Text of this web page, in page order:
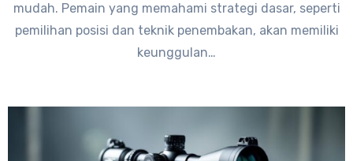
mudah. Pemain yang memahami strategi dasar, seperti
pemilihan posisi dan teknik penembakan, akan memiliki
keunggulan…